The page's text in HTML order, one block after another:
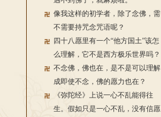
像我这样的初学者，除了念佛，需
不需要持咒念咒语呢？
四十八愿里有一个“他方国土”该怎
么理解，它不是西方极乐世界吗？
不念佛，佛也在，是不是可以理解
成即使不念，佛的愿力也在？
《弥陀经》上说一心不乱能得往
生。假如只是一心不乱，没有信愿